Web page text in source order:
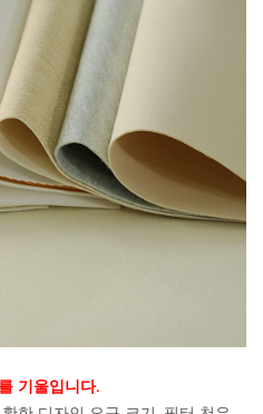
기울입니다.